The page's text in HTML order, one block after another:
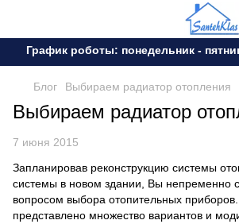
График роботы: понедельник -
Блог Выбираем радиатор отопления
Выбираем радиатор
7 июня 2015
Запланировав реконструкцию системы
системы в новом здании, Вы непременно
вопросом выбора отопительных
представлено множество вариантов и